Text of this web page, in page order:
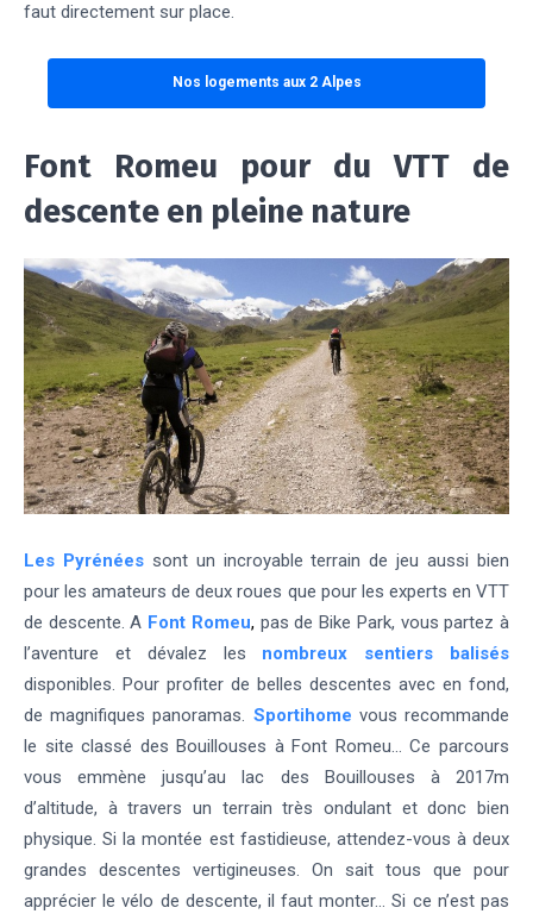
faut directement sur place.
Nos logements aux 2 Alpes
Font Romeu pour du VTT de
descente en pleine nature
Les Pyrénéessont un incroyable terrain de jeu aussi bien
pour les amateurs de deux roues que pour les experts en VTT
de descente. A Font Romeu,pas de Bike Park, vous partez à
l’aventure et dévalez les nombreux sentiers balisés
disponibles. Pour profiter de belles descentes avec en fond,
de magnifiques panoramas. Sportihome vous recommande
le site classé des Bouillouses à Font Romeu… Ce parcours
vous emmène jusqu’au lac des Bouillouses à 2017m
d’altitude, à travers un terrain très ondulant et donc bien
physique. Si la montée est fastidieuse, attendez-vous à deux
grandes descentes vertigineuses. On sait tous que pour
apprécier le vélo de descente, il faut monter… Si ce n’est pas